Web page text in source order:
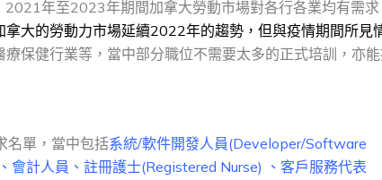
年至2023年期間加拿大勞動市場對各行各業均有需
大的勞動力市場延續2022年的趨勢，但與疫情期間所見
保健行業等，當中部分職位不需要太多的正式培訓，亦
名單，當中包括系統/軟件開發人員(Developer/Software
計人員、註冊護士(Registered Nurse) 、客戶服務代表